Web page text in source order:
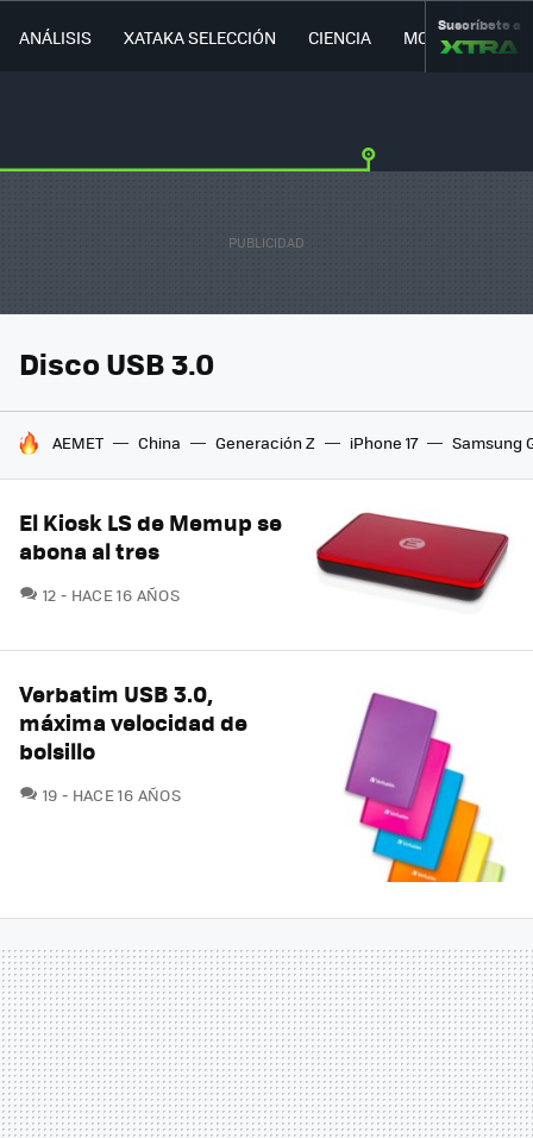
ANÁLISIS XATAKA SELECCIÓN CIENCIA MOVILIDAD
Suscríbete a
Disco USB 3.0
HOY SE HABLA DE
AEMET China Generación Z iPhone 17 Samsung
El Kiosk LS de Memup se
abona al tres
12 COMENTARIOS
HACE 16 AÑOS
Verbatim USB 3.0,
máxima velocidad de
bolsillo
19 COMENTARIOS
HACE 16 AÑOS